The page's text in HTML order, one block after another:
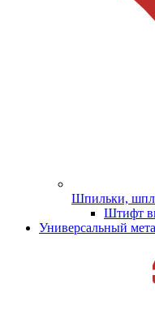
Шпильки,
Штифт
Универсальный